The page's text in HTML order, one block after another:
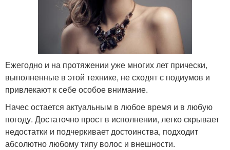
Ежегодно и на протяжении уже многих лет прически,
выполненные в этой технике, не сходят с подиумов и
привлекают к себе особое внимание.
Начес остается актуальным в любое время и в любую
погоду. Достаточно прост в исполнении, легко скрывает
недостатки и подчеркивает достоинства, подходит
абсолютно любому типу волос и внешности.